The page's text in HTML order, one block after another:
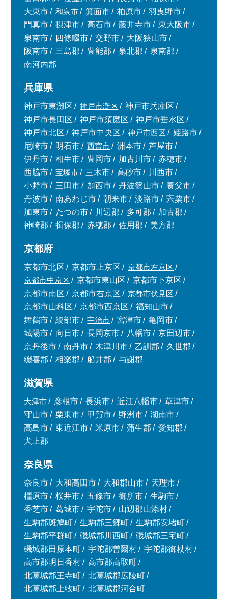
大東市
和泉市 箕面市 柏原市
羽曳野市
門真市
摂津市 高石市 藤井寺市
東大阪市
泉南市
四條畷市 交野市
大阪狭山市
阪南市
三島郡 豊能郡 泉北郡
泉南郡
南河内郡
兵庫県
神戸市東灘区 神戸市灘区
神戸市兵庫区
神戸市長田区
神戸市須磨区
神戸市垂水区
神戸市北区
神戸市中央区 神戸市西区
姫路市
尼崎市
明石市 西宮市 洲本市
芦屋市
伊丹市
相生市 豊岡市 加古川市
赤穂市
西脇市
宝塚市 三木市 高砂市
川西市
小野市
三田市 加西市 丹波篠山市
養父市
丹波市
南あわじ市 朝来市 淡路市
宍粟市
加東市
たつの市 川辺郡 多可郡
加古郡
神崎郡
揖保郡 赤穂郡 佐用郡 美方郡
京都府
京都市北区 京都市上京区
京都市左京区
京都市中京区
京都市東山区
京都市下京区
京都市南区
京都市右京区
京都市伏見区
京都市山科区
京都市西京区
福知山市
舞鶴市
綾部市 宇治市 宮津市
亀岡市
城陽市
向日市 長岡京市 八幡市
京田辺市
京丹後市
南丹市 木津川市 乙訓郡
久世郡
綴喜郡
相楽郡 船井郡 与謝郡
滋賀県
大津市 彦根市 長浜市 近江八幡市
草津市
守山市
栗東市 甲賀市 野洲市
湖南市
高島市
東近江市 米原市 蒲生郡
愛知郡
犬上郡
奈良県
奈良市 大和高田市 大和郡山市
天理市
橿原市
桜井市 五條市 御所市
生駒市
香芝市
葛城市 宇陀市
山辺郡山添村
生駒郡斑鳩町
生駒郡三郷町
生駒郡安堵町
生駒郡平群町
磯城郡川西町
磯城郡三宅町
磯城郡田原本町
宇陀郡曽爾村
宇陀郡御杖村
高市郡明日香村
高市郡高取町
北葛城郡王寺町
北葛城郡広陵町
北葛城郡上牧町
北葛城郡河合町